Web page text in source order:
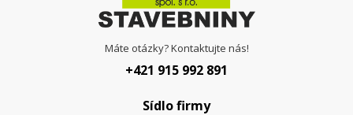
Máte otázky? Kontaktujte nás!
+421 915 992 891
Sídlo firmy